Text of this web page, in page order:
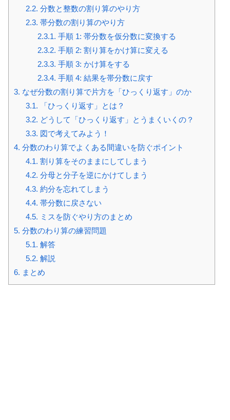
2.2. 分数と整数の割り算のやり方
2.3. 帯分数の割り算のやり方
2.3.1. 手順 1: 帯分数を仮分数に変換する
2.3.2. 手順 2: 割り算をかけ算に変える
2.3.3. 手順 3: かけ算をする
2.3.4. 手順 4: 結果を帯分数に戻す
3. なぜ分数の割り算で片方を「ひっくり返す」のか
3.1. 「ひっくり返す」とは？
3.2. どうして「ひっくり返す」とうまくいくの？
3.3. 図で考えてみよう！
4. 分数のわり算でよくある間違いを防ぐポイント
4.1. 割り算をそのままにしてしまう
4.2. 分母と分子を逆にかけてしまう
4.3. 約分を忘れてしまう
4.4. 帯分数に戻さない
4.5. ミスを防ぐやり方のまとめ
5. 分数のわり算の練習問題
5.1. 解答
5.2. 解説
6. まとめ